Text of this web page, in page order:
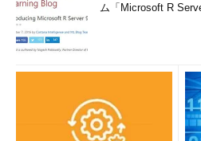
ム「Microsoft R